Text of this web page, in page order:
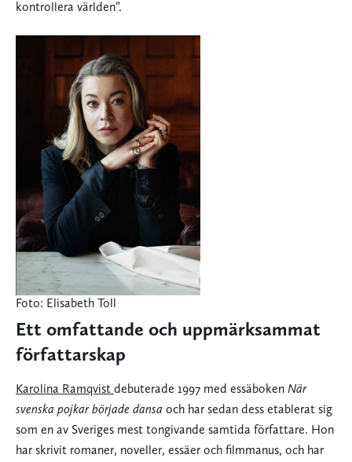
kontrollera världen”.
Foto: Elisabeth Toll
Ett omfattande och uppmärksammat
författarskap
Karolina Ramqvist debuterade 1997 med essäboken När
svenska pojkar började dansa och har sedan dess etablerat sig
som en av Sveriges mest tongivande samtida författare. Hon
har skrivit romaner, noveller, essäer och filmmanus, och har